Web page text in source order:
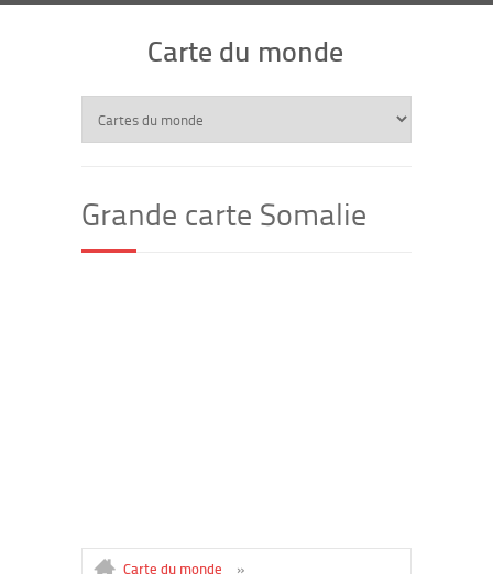
Carte du monde
Grande carte Somalie
Carte du monde »